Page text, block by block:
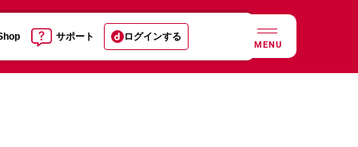
サポート ログインする
MENU